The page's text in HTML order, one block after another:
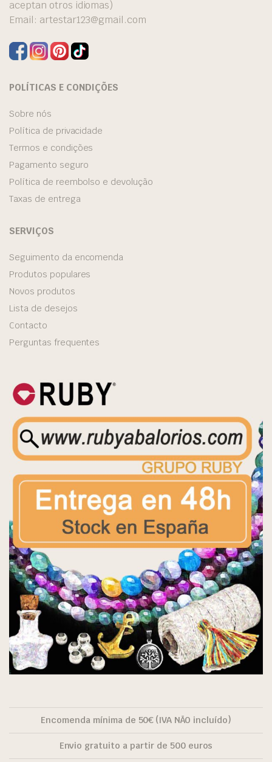
aceptan otros idiomas)
Email: artestar123@gmail.com
POLÍTICAS E CONDIÇÕES
Sobre nós
Política de privacidade
Termos e condições
Pagamento seguro
Política de reembolso e devolução
Taxas de entrega
SERVIÇOS
Seguimento da encomenda
Produtos populares
Novos produtos
Lista de desejos
Contacto
Perguntas frequentes
Encomenda mínima de 50€ (IVA NÃO incluído)
Envio gratuito a partir de 500 euros